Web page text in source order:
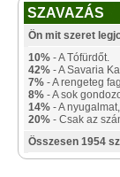
SZAVAZÁS
Ön mit szeret
10% - A Tófürdőt.
42% - A Savaria
7% - A rengeteg
8% - A sok
14% - A
20% - Csak az
Összesen 1954